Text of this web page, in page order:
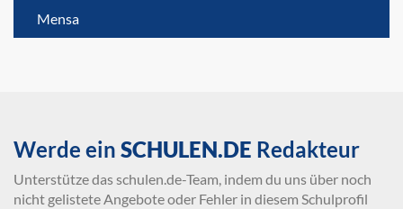
Mensa
Werde ein SCHULEN.DE Redakteur
Unterstütze das schulen.de-Team, indem du uns über noch
nicht gelistete Angebote oder Fehler in diesem Schulprofil